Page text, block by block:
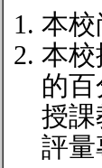
本
本
的
授
評量